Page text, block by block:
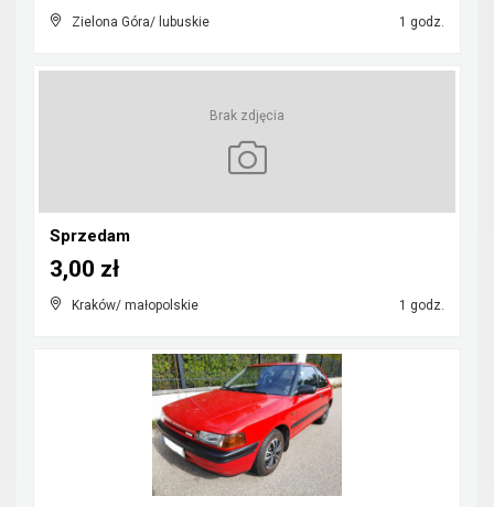
Zielona Góra/ lubuskie 1 godz.
Brak zdjęcia
Sprzedam
Kraków/ małopolskie 1 godz.
3,00 zł